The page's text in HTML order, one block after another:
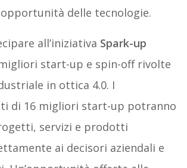
delle tecnologie.
all’iniziativa Spark-up
start-up e spin-off rivolte
in ottica 4.0. I
di 16 migliori start-up potranno
servizi e prodotti
ai decisori aziendali e